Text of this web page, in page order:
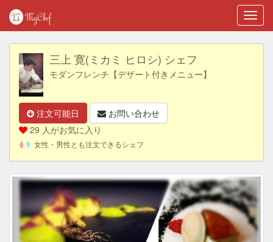
三上 寛(ミカミ ヒロシ) シェフ
モダンフレンチ【デザート付きメニュー】
注文可能日
お問い合わせ
29 人がお気に入り
女性・男性とも注文できるシェフ